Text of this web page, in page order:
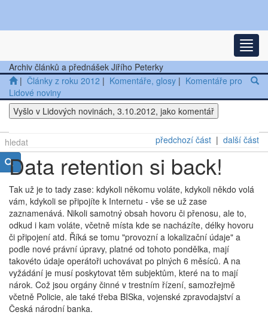
Nejnovější články
Další články
Přednášky
Ostatní
Archiv článků a přednášek Jiřího Peterky
| Články z roku 2012 | Komentáře, glosy | Komentáře pro
Lidové noviny
Vyšlo v Lidových novinách, 3.10.2012, jako komentář
předchozí část | další část
Data retention si back!
Tak už je to tady zase: kdykoli někomu voláte, kdykoli někdo volá
vám, kdykoli se připojíte k Internetu - vše se už zase
zaznamenává. Nikoli samotný obsah hovoru či přenosu, ale to,
odkud i kam voláte, včetně místa kde se nacházíte, délky hovoru
či připojení atd. Říká se tomu "provozní a lokalizační údaje" a
podle nové právní úpravy, platné od tohoto pondělka, mají
takovéto údaje operátoři uchovávat po plných 6 měsíců. A na
vyžádání je musí poskytovat těm subjektům, které na to mají
nárok. Což jsou orgány činné v trestním řízení, samozřejmě
včetně Policie, ale také třeba BISka, vojenské zpravodajství a
Česká národní banka.